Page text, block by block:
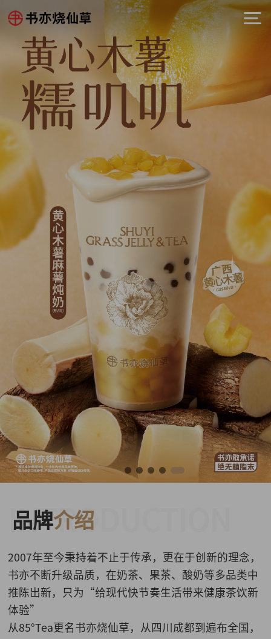
INTRODUCTION
品牌介绍
2007年至今秉持着不止于传承，更在于创新的理念，
书亦不断升级品质，在奶茶、果茶、酸奶等多品类中
推陈出新，只为“给现代快节奏生活带来健康茶饮新
体验”
从85°Tea更名书亦烧仙草，从四川成都到遍布全国，